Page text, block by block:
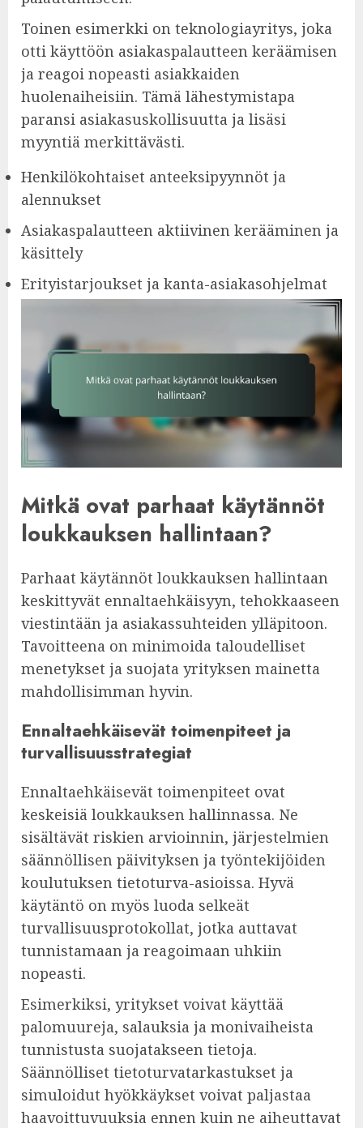
Toinen esimerkki on teknologiayritys, joka
otti käyttöön asiakaspalautteen keräämisen
ja reagoi nopeasti asiakkaiden
huolenaiheisiin. Tämä lähestymistapa
paransi asiakasuskollisuutta ja lisäsi
myyntiä merkittävästi.
Henkilökohtaiset anteeksipyynnöt ja
alennukset
Asiakaspalautteen aktiivinen kerääminen ja
käsittely
Erityistarjoukset ja kanta-asiakasohjelmat
Mitkä ovat parhaat käytännöt
loukkauksen hallintaan?
Parhaat käytännöt loukkauksen hallintaan
keskittyvät ennaltaehkäisyyn, tehokkaaseen
viestintään ja asiakassuhteiden ylläpitoon.
Tavoitteena on minimoida taloudelliset
menetykset ja suojata yrityksen mainetta
mahdollisimman hyvin.
Ennaltaehkäisevät toimenpiteet ja
turvallisuusstrategiat
Ennaltaehkäisevät toimenpiteet ovat
keskeisiä loukkauksen hallinnassa. Ne
sisältävät riskien arvioinnin, järjestelmien
säännöllisen päivityksen ja työntekijöiden
koulutuksen tietoturva-asioissa. Hyvä
käytäntö on myös luoda selkeät
turvallisuusprotokollat, jotka auttavat
tunnistamaan ja reagoimaan uhkiin
nopeasti.
Esimerkiksi, yritykset voivat käyttää
palomuureja, salauksia ja monivaiheista
tunnistusta suojatakseen tietoja.
Säännölliset tietoturvatarkastukset ja
simuloidut hyökkäykset voivat paljastaa
haavoittuvuuksia ennen kuin ne aiheuttavat